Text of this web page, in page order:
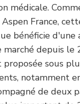
médicale.
France,
bénéficie d'une
marché depuis
sous
notamment
de deux